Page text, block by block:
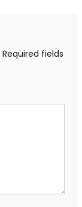
Required fields